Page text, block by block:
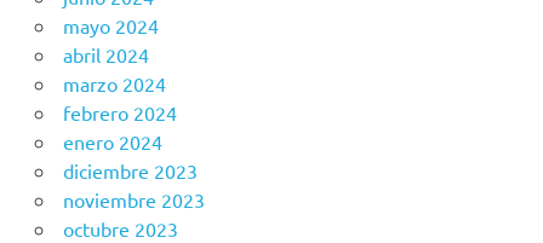
mayo 2024
abril 2024
marzo 2024
febrero 2024
enero 2024
diciembre 2023
noviembre 2023
octubre 2023